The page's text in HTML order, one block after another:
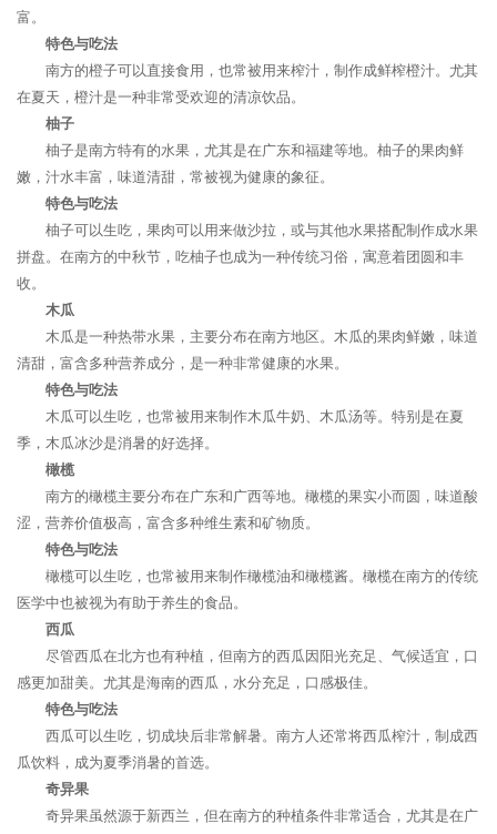
富。
特色与吃法
南方的橙子可以直接食用，也常被用来榨汁，制作成鲜榨橙汁。尤其
在夏天，橙汁是一种非常受欢迎的清凉饮品。
柚子
柚子是南方特有的水果，尤其是在广东和福建等地。柚子的果肉鲜
嫩，汁水丰富，味道清甜，常被视为健康的象征。
特色与吃法
柚子可以生吃，果肉可以用来做沙拉，或与其他水果搭配制作成水果
拼盘。在南方的中秋节，吃柚子也成为一种传统习俗，寓意着团圆和丰
收。
木瓜
木瓜是一种热带水果，主要分布在南方地区。木瓜的果肉鲜嫩，味道
清甜，富含多种营养成分，是一种非常健康的水果。
特色与吃法
木瓜可以生吃，也常被用来制作木瓜牛奶、木瓜汤等。特别是在夏
季，木瓜冰沙是消暑的好选择。
橄榄
南方的橄榄主要分布在广东和广西等地。橄榄的果实小而圆，味道酸
涩，营养价值极高，富含多种维生素和矿物质。
特色与吃法
橄榄可以生吃，也常被用来制作橄榄油和橄榄酱。橄榄在南方的传统
医学中也被视为有助于养生的食品。
西瓜
尽管西瓜在北方也有种植，但南方的西瓜因阳光充足、气候适宜，口
感更加甜美。尤其是海南的西瓜，水分充足，口感极佳。
特色与吃法
西瓜可以生吃，切成块后非常解暑。南方人还常将西瓜榨汁，制成西
瓜饮料，成为夏季消暑的首选。
奇异果
奇异果虽然源于新西兰，但在南方的种植条件非常适合，尤其是在广